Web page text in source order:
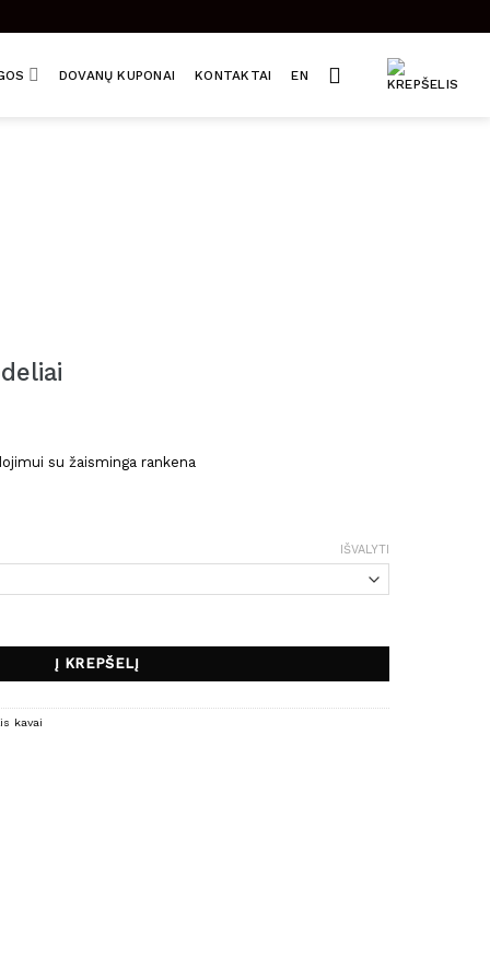
DOVANŲ KUPONAI KONTAKTAI EN
€
su žaisminga rankena
IŠVALYTI
Į KREPŠELĮ
kavai